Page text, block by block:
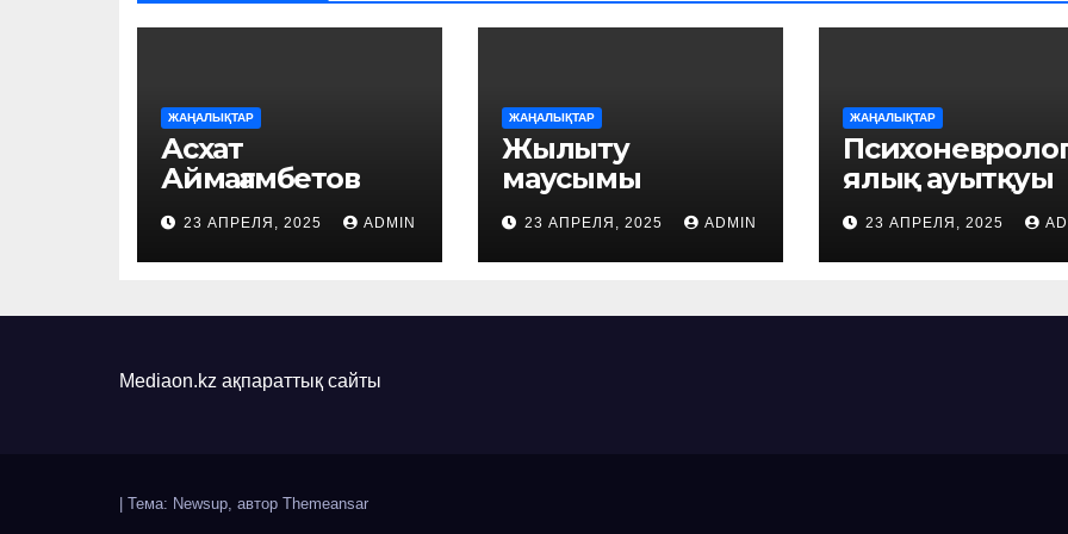
ЖАҢАЛЫҚТАР
Асхат
Аймағамбетов
оқушылар мен
студенттерге
қатысты ұсыныс
23 АПРЕЛЯ, 2025 ADMIN
ЖАҢАЛЫҚТАР
Жылыту
маусымы
кезінде 74 өрт
тіркелген
23 АПРЕЛЯ, 2025 ADMIN
ЖАҢАЛЫҚТАР
ялық ауытқуы
бар тұрғындар
проблемасы
шешілді
23 АПРЕЛЯ, 2025
Mediaon.kz ақпараттық сайты
Тема: Newsup, автор Themeansar